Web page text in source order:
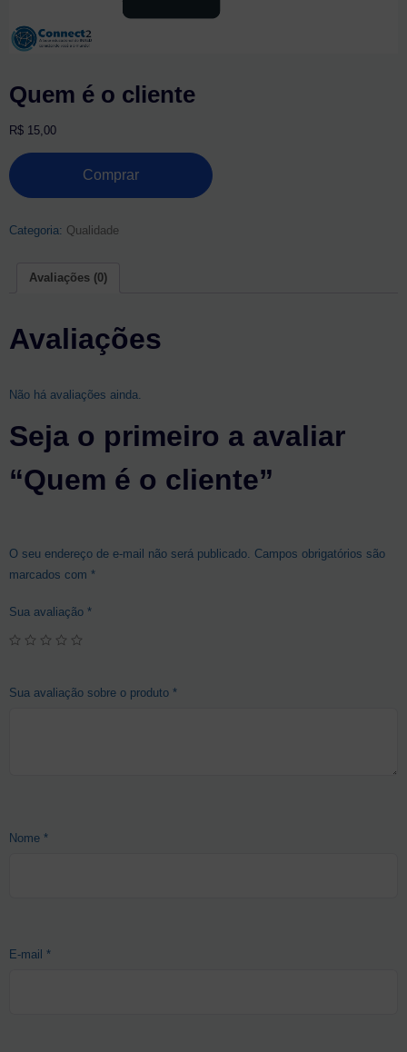
Quem é o cliente
R$ 15,00
Quem
é
quantidade
Comprar
Categoria: Qualidade
Avaliações (0)
Avaliações
Não há avaliações ainda.
Seja o primeiro a avaliar
“Quem é o cliente”
O seu endereço de e-mail não será publicado. Campos obrigatórios são
marcados com *
Sua avaliação *
Sua avaliação sobre o produto *
Nome *
E-mail *